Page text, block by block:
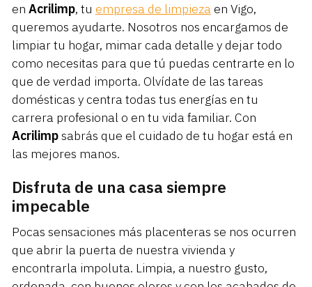
en Acrilimp, tu empresa de limpiezaen Vigo,
queremos ayudarte. Nosotros nos encargamos de
limpiar tu hogar, mimar cada detalle y dejar todo
como necesitas para que tú puedas centrarte en lo
que de verdad importa. Olvídate de las tareas
domésticas y centra todas tus energías en tu
carrera profesional o en tu vida familiar. Con
Acrilimpsabrás que el cuidado de tu hogar está en
las mejores manos.
Disfruta de una casa siempre
impecable
Pocas sensaciones más placenteras se nos ocurren
que abrir la puerta de nuestra vivienda y
encontrarla impoluta. Limpia, a nuestro gusto,